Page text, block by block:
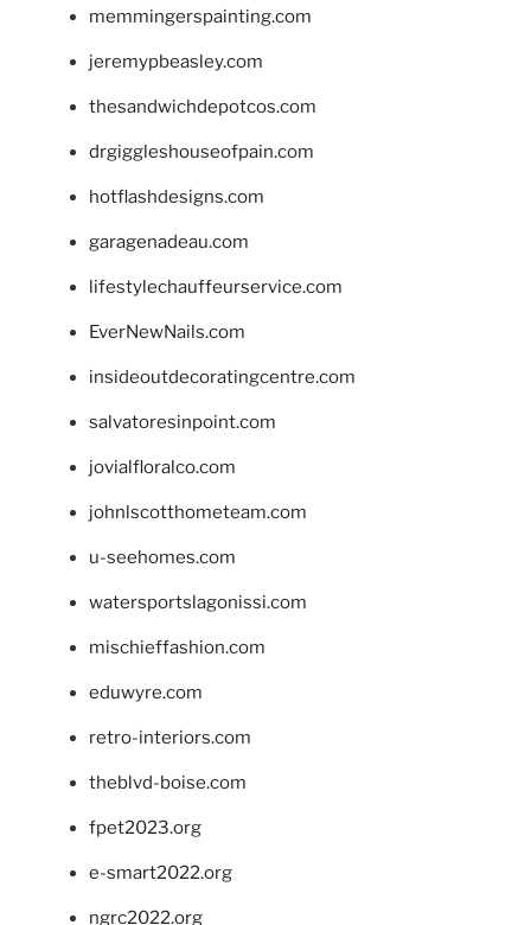
memmingerspainting.com
jeremypbeasley.com
thesandwichdepotcos.com
drgiggleshouseofpain.com
hotflashdesigns.com
garagenadeau.com
lifestylechauffeurservice.com
EverNewNails.com
insideoutdecoratingcentre.com
salvatoresinpoint.com
jovialfloralco.com
johnlscotthometeam.com
u-seehomes.com
watersportslagonissi.com
mischieffashion.com
eduwyre.com
retro-interiors.com
theblvd-boise.com
fpet2023.org
e-smart2022.org
ngrc2022.org